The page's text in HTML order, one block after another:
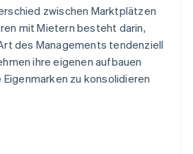
zwischen Marktplätzen
mit Mietern besteht darin,
des Managements tendenziell
ihre eigenen aufbauen
zu konsolidieren